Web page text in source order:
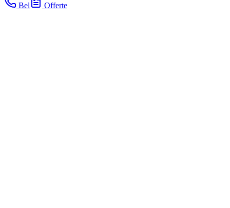
Bel
Offerte